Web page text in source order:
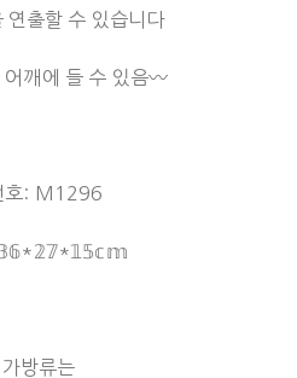
연출할 수 있습니다
어깨에 들 수 있음〰️
호: M1296
𝟛𝟞*𝟚𝟟*𝟙𝟝𝕔𝕞
방류는